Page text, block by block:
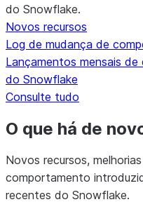
do Snowflake.
Novos recursos
Log de mudança de
Lançamentos mensais
do Snowflake
Consulte tudo
O que há de
Novos recursos,
comportamento
recentes do Snowflake.